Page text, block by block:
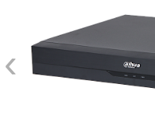
‹